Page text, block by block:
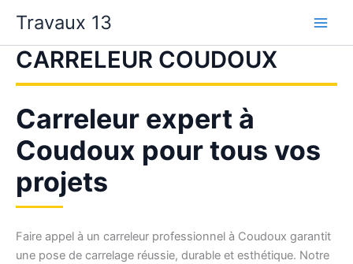
contenu
Travaux 13
CARRELEUR COUDOUX
Carreleur expert à
Coudoux pour tous vos
projets
Faire appel à un carreleur professionnel à Coudoux garantit
une pose de carrelage réussie, durable et esthétique. Notre